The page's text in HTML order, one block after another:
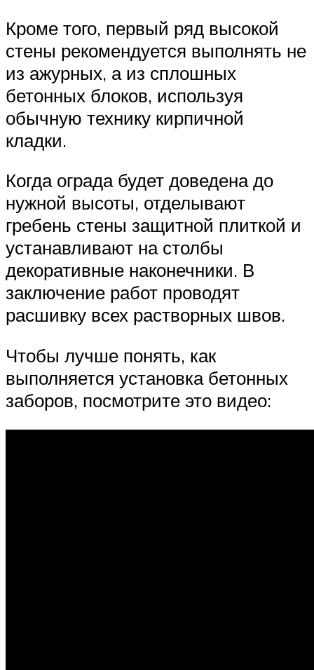
Кроме того, первый ряд высокой
стены рекомендуется выполнять не
из ажурных, а из сплошных
бетонных блоков, используя
обычную технику кирпичной
кладки.
Когда ограда будет доведена до
нужной высоты, отделывают
гребень стены защитной плиткой и
устанавливают на столбы
декоративные наконечники. В
заключение работ проводят
расшивку всех растворных швов.
Чтобы лучше понять, как
выполняется установка бетонных
заборов, посмотрите это видео: